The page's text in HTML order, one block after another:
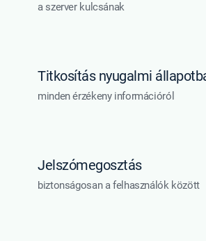
a szerver kulcsának
Titkosítás nyugalmi
minden érzékeny információról
Jelszómegosztás
biztonságosan a felhasználók között